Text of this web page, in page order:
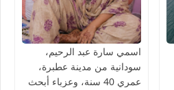
اسمي سارة عبد الرحيم،
سودانية من مدينة عطبرة،
عمري 40 سنة، وعزباء أبحث